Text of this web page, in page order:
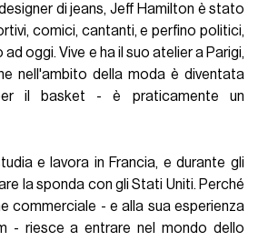
di jeans, Jeff Hamilton è stato
comici, cantanti, e perfino politici,
oggi. Vive e ha il suo atelier a Parigi,
nell'ambito della moda è diventata
il basket - è praticamente un
e lavora in Francia, e durante gli
la sponda con gli Stati Uniti. Perché
commerciale - e alla sua esperienza
- riesce a entrare nel mondo dello